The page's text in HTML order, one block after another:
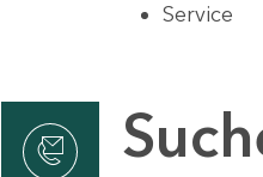
Service